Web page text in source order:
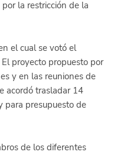
la restricción de la
el cual se votó el
proyecto propuesto por
y en las reuniones de
acordó trasladar 14
para presupuesto de
de los diferentes